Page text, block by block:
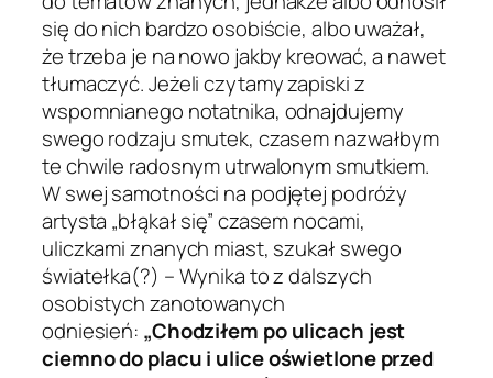
się do nich bardzo osobiście, albo uważał,
że trzeba je na nowo jakby kreować, a nawet
tłumaczyć. Jeżeli czytamy zapiski z
wspomnianego notatnika, odnajdujemy
swego rodzaju smutek, czasem nazwałbym
te chwile radosnym utrwalonym smutkiem.
W swej samotności na podjętej podróży
artysta „błąkał się” czasem nocami,
uliczkami znanych miast, szukał swego
światełka(?) – Wynika to z dalszych
osobistych zanotowanych
odniesień: „Chodziłem po ulicach jest
ciemno do placu i ulice oświetlone przed